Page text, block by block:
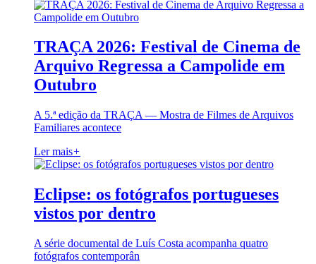
TRAÇA 2026: Festival de Cinema de
Arquivo Regressa a Campolide em
Outubro
A 5.ª edição da TRAÇA — Mostra de Filmes de Arquivos
Familiares acontece
Ler mais+
Eclipse: os fotógrafos portugueses
vistos por dentro
A série documental de Luís Costa acompanha quatro
fotógrafos contemporân